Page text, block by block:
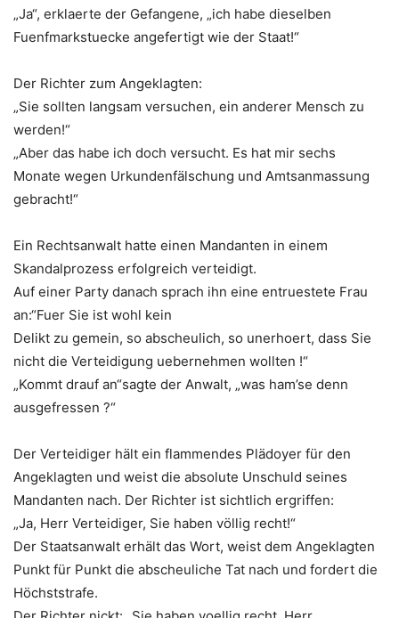
„Ja“, erklaerte der Gefangene, „ich habe dieselben
Fuenfmarkstuecke angefertigt wie der Staat!“
Der Richter zum Angeklagten:
„Sie sollten langsam versuchen, ein anderer Mensch zu
werden!“
„Aber das habe ich doch versucht. Es hat mir sechs
Monate wegen Urkundenfälschung und Amtsanmassung
gebracht!“
Ein Rechtsanwalt hatte einen Mandanten in einem
Skandalprozess erfolgreich verteidigt.
Auf einer Party danach sprach ihn eine entruestete Frau
an:“Fuer Sie ist wohl kein
Delikt zu gemein, so abscheulich, so unerhoert, dass Sie
nicht die Verteidigung uebernehmen wollten !“
„Kommt drauf an“sagte der Anwalt, „was ham’se denn
ausgefressen ?“
Der Verteidiger hält ein flammendes Plädoyer für den
Angeklagten und weist die absolute Unschuld seines
Mandanten nach. Der Richter ist sichtlich ergriffen:
„Ja, Herr Verteidiger, Sie haben völlig recht!“
Der Staatsanwalt erhält das Wort, weist dem Angeklagten
Punkt für Punkt die abscheuliche Tat nach und fordert die
Höchststrafe.